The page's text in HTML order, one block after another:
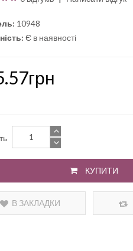
10948
Є в наявності
КУПИТИ
В ЗАКЛАДКИ